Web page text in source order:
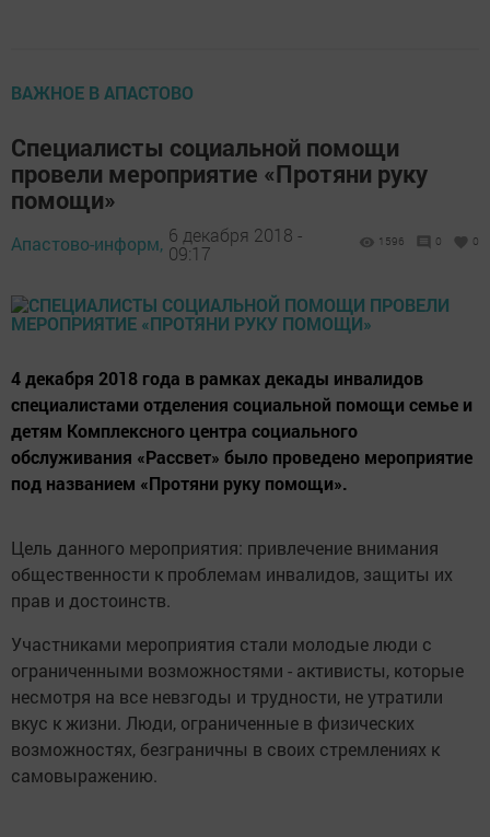
ВАЖНОЕ В АПАСТОВО
Специалисты социальной помощи
провели мероприятие «Протяни руку
помощи»
Апастово-информ, 6 декабря 2018 -
09:17
1596 0 0
4 декабря 2018 года в рамках декады инвалидов
специалистами отделения социальной помощи семье и
детям Комплексного центра социального
обслуживания «Рассвет» было проведено мероприятие
под названием «Протяни руку помощи».
Цель данного мероприятия: привлечение внимания
общественности к проблемам инвалидов, защиты их
прав и достоинств.
Участниками мероприятия стали молодые люди с
ограниченными возможностями - активисты, которые
несмотря на все невзгоды и трудности, не утратили
вкус к жизни. Люди, ограниченные в физических
возможностях, безграничны в своих стремлениях к
самовыражению.